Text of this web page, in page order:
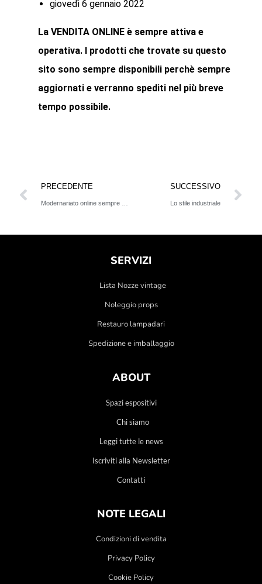
giovedì 6 gennaio 2022
La VENDITA ONLINE è sempre attiva e
operativa. I prodotti che trovate su questo
sito sono sempre disponibili perchè sempre
aggiornati e verranno spediti nel più breve
tempo possibile.
PRECEDENTE SUCCESSIVO
Lo stile industriale
SERVIZI
Lista Nozze vintage
Noleggio props
Restauro lampadari
Spedizione e imballaggio
ABOUT
Spazi espositivi
Chi siamo
Leggi tutte le news
Iscriviti alla Newsletter
Contatti
NOTE LEGALI
Condizioni di vendita
Privacy Policy
Cookie Policy